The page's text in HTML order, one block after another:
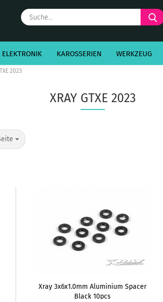
ELEKTRONIK KAROSSERIEN WERKZEUG
2023
XRAY GTXE 2023
Xray 3x6x1.0mm Aluminium Spacer
Black 10pcs